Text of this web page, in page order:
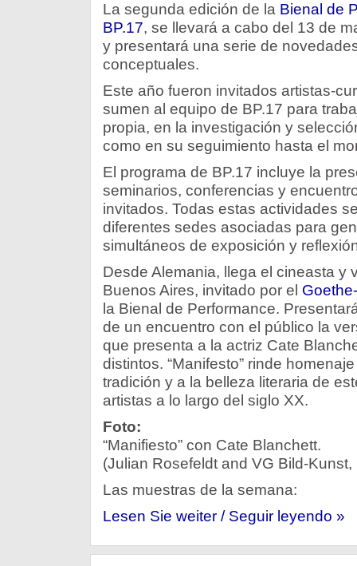
La segunda edición de la Bienal de
BP.17, se llevará a cabo del 13 de
y presentará una serie de
conceptuales.
Este año fueron invitados artistas-
sumen al equipo de BP.17 para
propia, en la investigación y
como en su seguimiento hasta el
El programa de BP.17 incluye la
seminarios, conferencias y
invitados. Todas estas actividades
diferentes sedes asociadas para
simultáneos de exposición y
Desde Alemania, llega el cineasta y
Buenos Aires, invitado por el
la Bienal de Performance.
de un encuentro con el público la
que presenta a la actriz Cate
distintos. “Manifesto” rinde
tradición y a la belleza literaria de
artistas a lo largo del siglo XX.
Foto:
“Manifiesto” con Cate Blanchett.
(Julian Rosefeldt and VG Bild-
Las muestras de la semana:
Lesen Sie weiter / Seguir leyendo »